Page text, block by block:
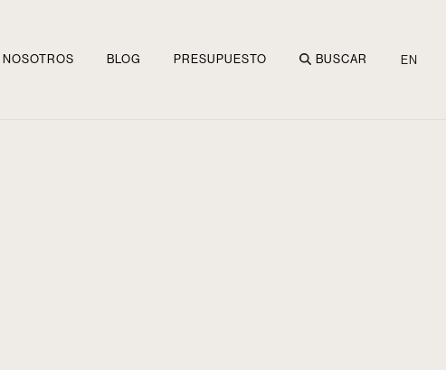
NOSOTROS BLOG PRESUPUESTO BUSCAR EN